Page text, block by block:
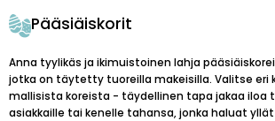
Pääsiäiskorit
Anna tyylikäs ja ikimuistoinen lahja
jotka on täytetty tuoreilla makeisilla. Valitse eri
mallisista koreista - täydellinen tapa jakaa iloa
asiakkaille tai kenelle tahansa, jonka haluat